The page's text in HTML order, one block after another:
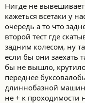
Нигде не
кажеться всетаки у
очередь а то что
второй тест где
задним колесом, ну
если бы они заехать
бы не вышло,
переднее
длиннобазной
не + к проходимости